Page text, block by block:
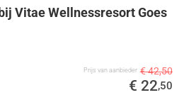
Vitae Wellnessresort Goes
Prijs van aanbieder € 42,50
€ 22,50